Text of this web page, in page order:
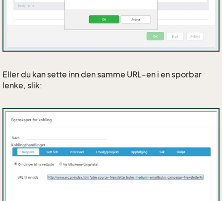
Eller du kan sette inn den samme URL-en i en sporbar
lenke, slik: